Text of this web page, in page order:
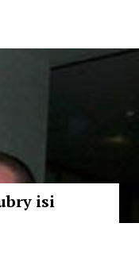
isi